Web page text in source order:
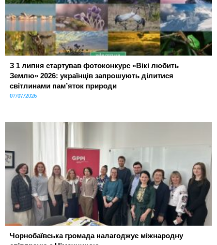
З 1 липня стартував фотоконкурс «Вікі любить
Землю» 2026: українців запрошують ділитися
світлинами пам’яток природи
07/07/2026
Чорнобаївська громада налагоджує міжнародну